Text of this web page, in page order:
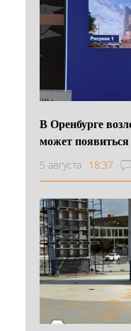
В Оренбурге
может
5 августа 18:37